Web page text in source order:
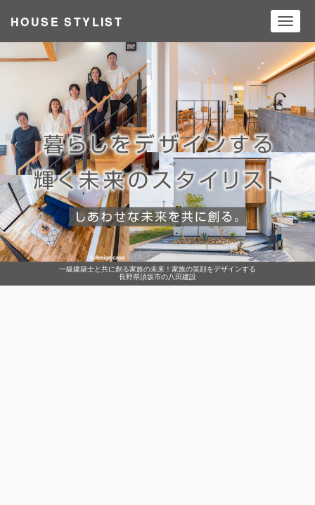
一級建築士と共に創る家族の未来！家族の笑顔をデザインする
長野県須坂市の八田建設
HOUSE STYLIST